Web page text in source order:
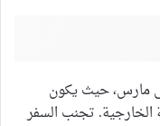
مارس، حيث يكون
الخارجية. تجنب السفر